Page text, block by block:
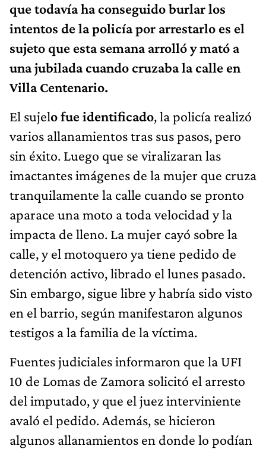
que todavía ha conseguido burlar los
intentos de la policía por arrestarlo es el
sujeto que esta semana arrolló y mató a
una jubilada cuando cruzaba la calle en
Villa Centenario.
El sujelo fue identificado, la policía realizó
varios allanamientos tras sus pasos, pero
sin éxito. Luego que se viralizaran las
imactantes imágenes de la mujer que cruza
tranquilamente la calle cuando se pronto
aparace una moto a toda velocidad y la
impacta de lleno. La mujer cayó sobre la
calle, y el motoquero ya tiene pedido de
detención activo, librado el lunes pasado.
Sin embargo, sigue libre y habría sido visto
en el barrio, según manifestaron algunos
testigos a la familia de la víctima.
Fuentes judiciales informaron que la UFI
10 de Lomas de Zamora solicitó el arresto
del imputado, y que el juez interviniente
avaló el pedido. Además, se hicieron
algunos allanamientos en donde lo podían